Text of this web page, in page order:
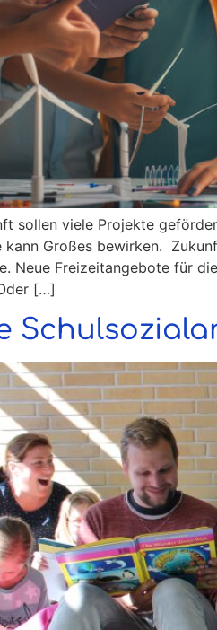
sollen viele Projekte
kann Großes bewirken.
Neue Freizeitangebote für
[…]